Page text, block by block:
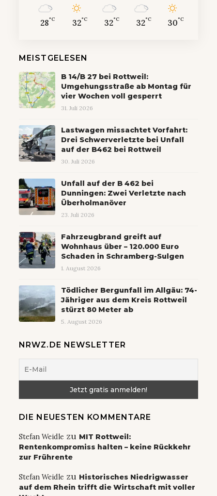
28°C 32°C 32°C 32°C 30°C
MEISTGELESEN
B 14/B 27 bei Rottweil:
Umgehungsstraße ab Montag für
vier Wochen voll gesperrt
31. Juli 2026
Lastwagen missachtet Vorfahrt:
Drei Schwerverletzte bei Unfall
auf der B462 bei Rottweil
30. Juli 2026
Unfall auf der B 462 bei
Dunningen: Zwei Verletzte nach
Überholmanöver
23. Juli 2026
Fahrzeugbrand greift auf
Wohnhaus über – 120.000 Euro
Schaden in Schramberg-Sulgen
1. August 2026
Tödlicher Bergunfall im Allgäu: 74-
Jähriger aus dem Kreis Rottweil
stürzt 80 Meter ab
5. August 2026
NRWZ.DE NEWSLETTER
DIE NEUESTEN KOMMENTARE
Stefan Weidle zu MIT Rottweil:
Rentenkompromiss halten – keine Rückkehr
zur Frührente
Stefan Weidle zu Historisches Niedrigwasser
auf dem Rhein trifft die Wirtschaft mit voller